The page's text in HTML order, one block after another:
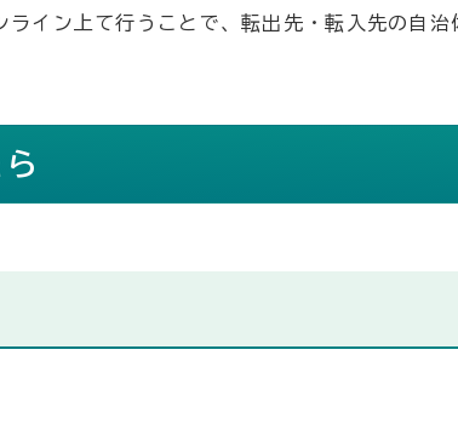
イン上て行うことで、転出先・転入先の自治